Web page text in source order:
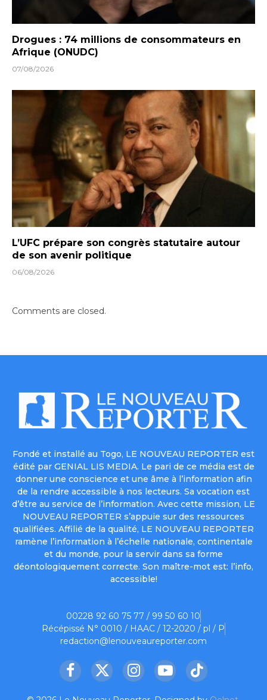
Drogues : 74 millions de consommateurs en
Afrique (ONUDC)
07/08/2026
L’UFC prépare son congrès statutaire autour
de son avenir politique
06/08/2026
Comments are closed.
Fondé et installé au Togo, LE NOUVEAU REPORTER est
édité par GENIAL LIS MEDIA. Le pari de ce média est de
donner une conscience et une âme à l’information afin
de la rendre accessible à nos lecteurs. Sa vocation est
d’être au service de l’information. Avec cette mission, LE
NOUVEAU REPORTER s’appuie sur des ressources
qualifiées. Affilié de la qualité, LE NOUVEAU REPORTER
ramène l’information à l’échelle nationale, continentale
et du monde, pour la servir dans sa forme
déontologiquement correcte. Son maître-mot est: l’info,
accessible!
00228 92 60 75 77 / 99 50 60 10
Récépissé N° 0010 / HAAC / 12-2020 / pl / P
redaction@lenouveaureporter.com
Facebook
X
InstagramYouTubeTikTok